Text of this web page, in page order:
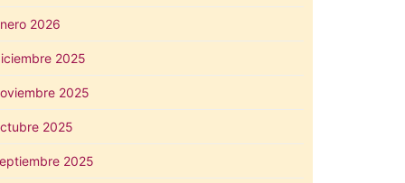
2026
2025
2025
2025
2025